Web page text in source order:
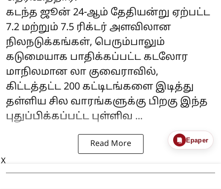
கடந்த ஜூன் 24-ஆம் தேதியன்று ஏற்பட்ட
7.2 மற்றும் 7.5 ரிக்டர் அளவிலான
நிலநடுக்கங்கள், பெரும்பாலும்
கடுமையாக பாதிக்கப்பட்ட கடலோர
மாநிலமான லா குவைராவில்,
கிட்டத்தட்ட 200 கட்டிடங்களை இடித்து
தள்ளிய சில வாரங்களுக்கு பிறகு இந்த
புதுப்பிக்கப்பட்ட புள்ளிவ ...
Read More Epaper
X